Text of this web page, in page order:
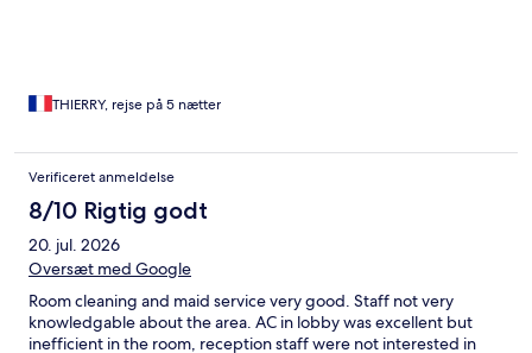
THIERRY, rejse på 5 nætter
Verificeret anmeldelse
8/10 Rigtig godt
20. jul. 2026
Oversæt med Google
Room cleaning and maid service very good. Staff not very
knowledgable about the area. AC in lobby was excellent but
inefficient in the room, reception staff were not interested in